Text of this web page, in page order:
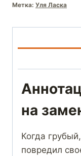
Метка: Уля Ласка
на
Когда
повредил